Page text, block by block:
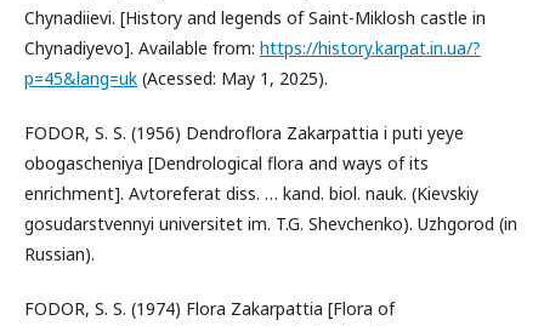
Chynadiievi. [History and legends of Saint-Miklosh castle in
Chynadiyevo]. Available from: https://history.karpat.in.ua/?
p=45&lang=uk (Acessed: May 1, 2025).
FODOR, S. S. (1956) Dendroflora Zakarpattia i puti yeye
obogascheniya [Dendrological flora and ways of its
enrichment]. Avtoreferat diss. … kand. biol. nauk. (Kievskiy
gosudarstvennyi universitet im. T.G. Shevchenko). Uzhgorod (in
Russian).
FODOR, S. S. (1974) Flora Zakarpattia [Flora of